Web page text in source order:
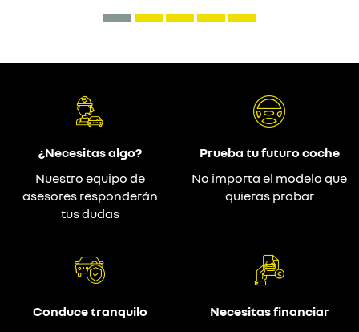
¿Necesitas algo?
Nuestro equipo de
asesores responderán
tus dudas
Prueba tu futuro coche
No importa el modelo que
quieras probar
Conduce tranquilo
Necesitas financiar